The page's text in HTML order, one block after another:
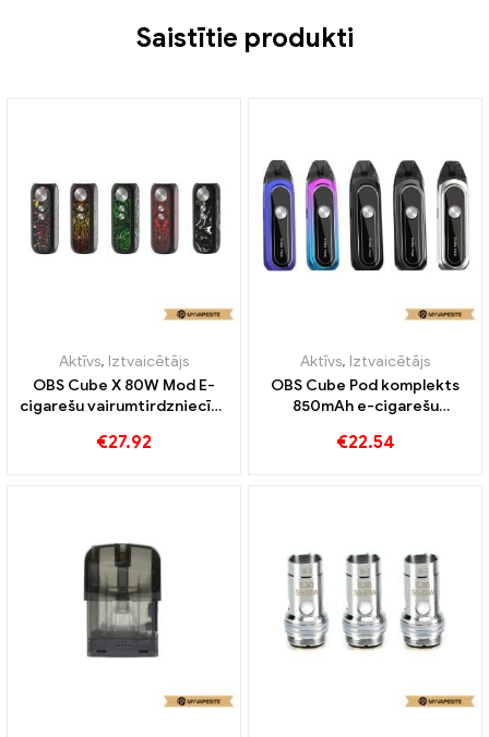
Saistītie produkti
Aktīvs, Iztvaicētājs
OBS Cube X 80W Mod E-
cigarešu vairumtirdzniecība
€27.92
Aktīvs, Iztvaicētājs
OBS Cube Pod komplekts
850mAh e-cigarešu
Pielāgots
€22.54